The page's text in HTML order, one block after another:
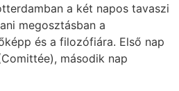
a két napos tavaszi
megosztásban a
és a filozófiára. Első nap
második nap